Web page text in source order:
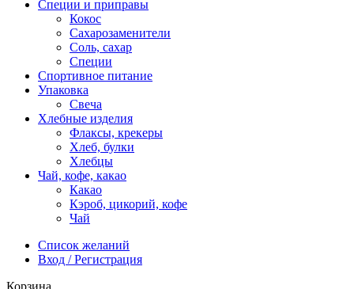
Специи и приправы
Кокос
Сахарозаменители
Соль, сахар
Специи
Спортивное питание
Упаковка
Свеча
Хлебные изделия
Флаксы, крекеры
Хлеб, булки
Хлебцы
Чай, кофе, какао
Какао
Кэроб, цикорий, кофе
Чай
Список желаний
Вход / Регистрация
Корзина